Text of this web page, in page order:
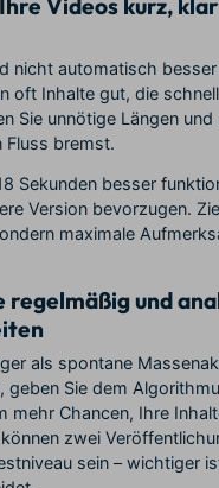
nicht automatisch
oft Inhalte gut, die
Sie unnötige Längen und
Fluss bremst.
Sekunden besser
Version bevorzugen.
maximale
regelmäßig und
als spontane
geben Sie dem
mehr Chancen, Ihre
zwei
sein – wichtiger